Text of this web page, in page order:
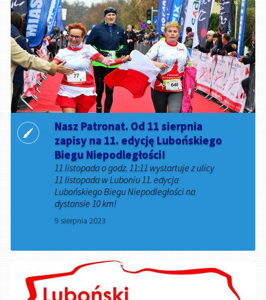
Nasz Patronat. Od 11 sierpnia
zapisy na 11. edycję Lubońskiego
Biegu Niepodległości!
11 listopada o godz. 11:11 wystartuje z ulicy
11 listopada w Luboniu 11. edycja
Lubońskiego Biegu Niepodległości na
dystansie 10 km!
9 sierpnia 2023